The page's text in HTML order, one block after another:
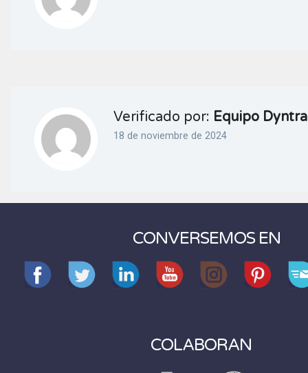
Verificado por: Equipo Dyntra
18 de noviembre de 2024
CONVERSEMOS EN
COLABORAN